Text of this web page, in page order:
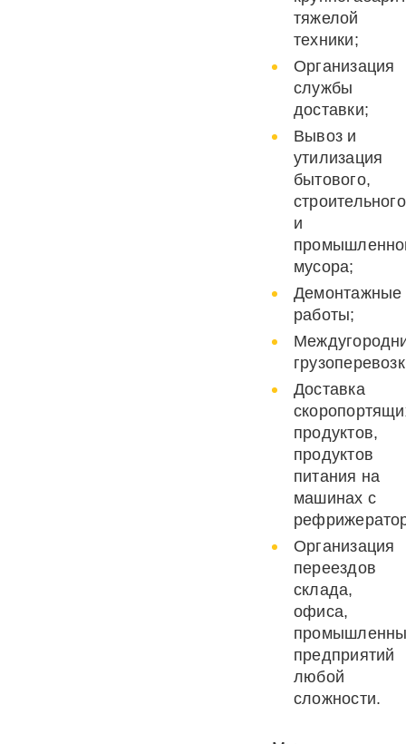
тяжелой
техники;
Организация
службы
доставки;
Вывоз и
утилизация
бытового,
строительного
и
мусора;
Демонтажные
работы;
Доставка
продуктов,
продуктов
питания на
машинах с
Организация
переездов
склада,
офиса,
предприятий
любой
сложности.